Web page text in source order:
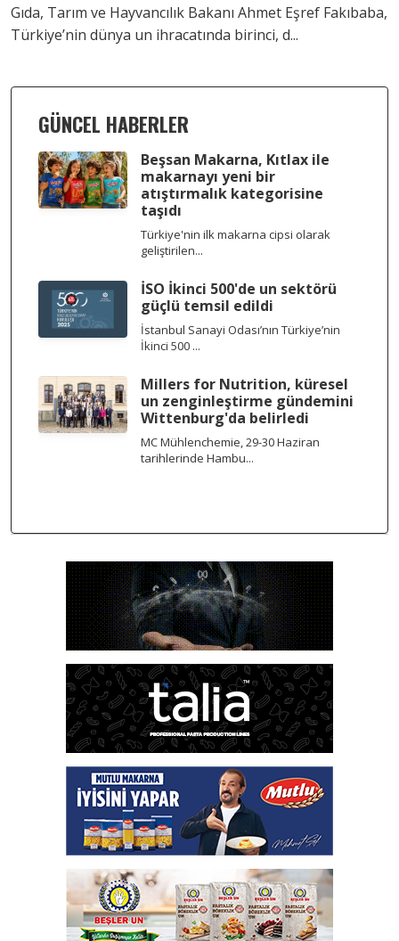
Gıda, Tarım ve Hayvancılık Bakanı Ahmet Eşref Fakıbaba,
Türkiye’nin dünya un ihracatında birinci, d...
GÜNCEL HABERLER
Beşsan Makarna, Kıtlax ile
makarnayı yeni bir
atıştırmalık kategorisine
taşıdı
Türkiye'nin ilk makarna cipsi olarak
geliştirilen...
İSO İkinci 500'de un sektörü
güçlü temsil edildi
İstanbul Sanayi Odası’nın Türkiye’nin
İkinci 500 ...
Millers for Nutrition, küresel
un zenginleştirme gündemini
Wittenburg'da belirledi
MC Mühlenchemie, 29-30 Haziran
tarihlerinde Hambu...